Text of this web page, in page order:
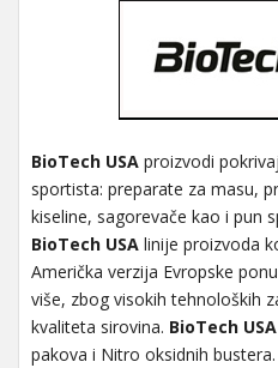
BioTech USA proizvodi
sportista: preparate za masu,
kiseline, sagorevače kao i pun
BioTech USA linije proizvoda
Američka verzija Evropske
više, zbog visokih tehnoloških
kvaliteta sirovina. BioTech USA
pakova i Nitro oksidnih